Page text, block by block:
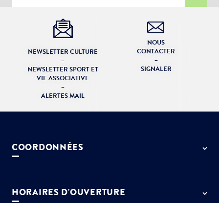
NEWSLETTER CULTURE
–
NEWSLETTER SPORT ET
VIE ASSOCIATIVE
–
ALERTES MAIL
NOUS
CONTACTER
–
SIGNALER
COORDONNÉES
01 64 13 55 55
HORAIRES D'OUVERTURE